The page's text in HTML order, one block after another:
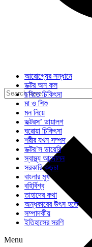
আরোগ্যের সন্ধানে
ডক্টর অন কল
ছবিতে চিকিৎসা
মা ও শিশু
মন নিয়ে
ডক্টরস’ ডায়ালগ
ঘরোয়া চিকিৎসা
শরীর যখন সম্পদ
ডক্টর’স ডায়েরি
স্বাস্থ্য আন্দোলন
সরকারি কড়চা
বাংলার মুখ
বহির্বিশ্ব
তাহাদের কথা
অন্ধকারের উৎস হতে
সম্পাদকীয়
ইতিহাসের সরণি
Menu